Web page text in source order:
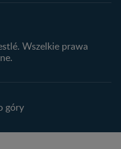
Wszelkie prawa
góry